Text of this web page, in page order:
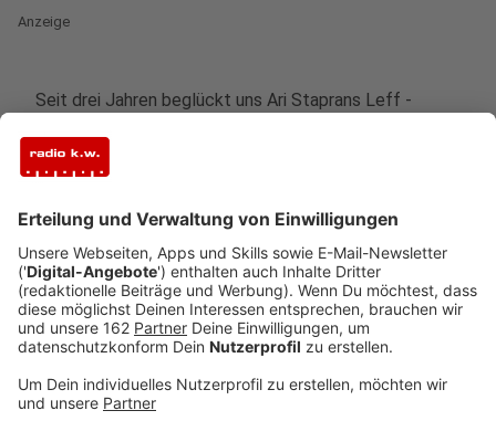
Anzeige
Seit drei Jahren beglückt uns Ari Staprans Leff -
Hits, die Ohrwurmgarantie haben. Anfang März hat er
sein Album "How I'm Feeling" veröffentlicht - sein
mit, sagen wir mal zehn Songs, zu beginnen, hat er
direkt 21 Tracks draufgepackt.
Der Song "Changes“ bedeutet Lauv mit am meisten,
weil er darin verarbeitet, dass er sich verändern will
und auch muss.
Anzeige